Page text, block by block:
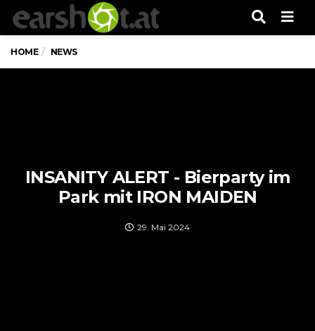
HOME NEWS
INSANITY ALERT - Bierparty im
Park mit IRON MAIDEN
29. Mai 2024